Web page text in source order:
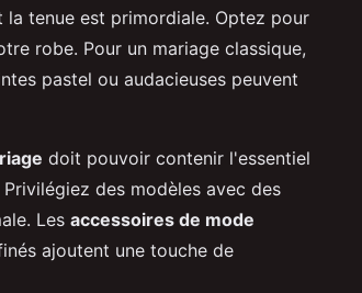
tenue est primordiale. Optez pour
robe. Pour un mariage classique,
pastel ou audacieuses peuvent
doit pouvoir contenir l'essentiel
des modèles avec des
Les accessoires de mode
ajoutent une touche de